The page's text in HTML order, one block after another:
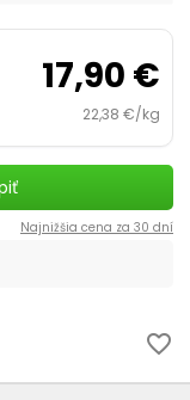
17,90 €
22,38 €/kg
Najnižšia cena za 30 dní
favorite_border